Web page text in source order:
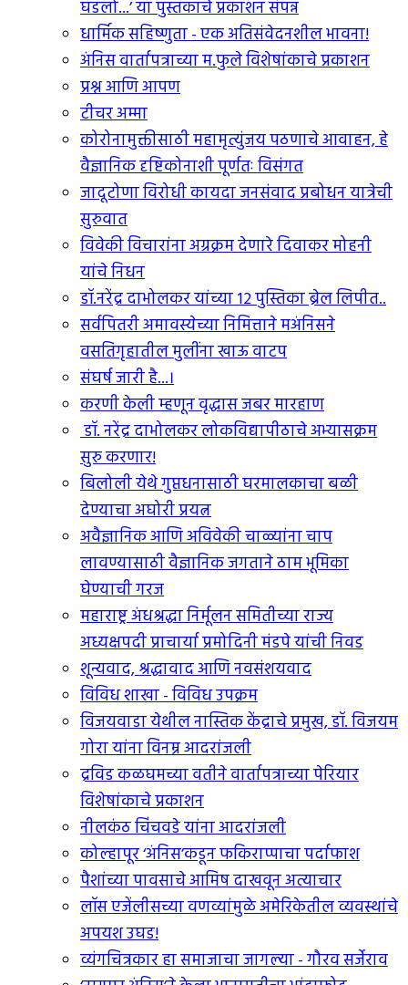
घडलो...’ या पुस्तकाचे प्रकाशन संपन्न
धार्मिक सहिष्णुता - एक अतिसंवेदनशील भावना!
अंनिस वार्तापत्राच्या म.फुले विशेषांकाचे प्रकाशन
प्रश्न आणि आपण
टीचर अम्मा
कोरोनामुक्तीसाठी महामृत्युंजय पठणाचे आवाहन, हे
वैज्ञानिक दृष्टिकोनाशी पूर्णतः विसंगत
जादूटोणा विरोधी कायदा जनसंवाद प्रबोधन यात्रेची
सुरुवात
विवेकी विचारांना अग्रक्रम देणारे दिवाकर मोहनी
यांचे निधन
डॉ.नरेंद्र दाभोलकर यांच्या १२ पुस्तिका ब्रेल लिपीत..
सर्वपितरी अमावस्येच्या निमित्ताने मअंनिसने
वसतिगृहातील मुलींना खाऊ वाटप
संघर्ष जारी है...।
करणी केली म्हणून वृद्धास जबर मारहाण
डॉ. नरेंद्र दाभोलकर लोकविद्यापीठाचे अभ्यासक्रम
सुरु करणार!
बिलोली येथे गुप्तधनासाठी घरमालकाचा बळी
देण्याचा अघोरी प्रयत्न
अवैज्ञानिक आणि अविवेकी चाळ्यांना चाप
लावण्यासाठी वैज्ञानिक जगताने ठाम भूमिका
घेण्याची गरज
महाराष्ट्र अंधश्रद्धा निर्मूलन समितीच्या राज्य
अध्यक्षपदी प्राचार्या प्रमोदिनी मंडपे यांची निवड
शून्यवाद, श्रद्धावाद आणि नवसंशयवाद
विविध शाखा - विविध उपक्रम
विजयवाडा येथील नास्तिक केंद्राचे प्रमुख, डॉ. विजयम
गोरा यांना विनम्र आदरांजली
द्रविड कळघमच्या वतीने वार्तापत्राच्या पेरियार
विशेषांकाचे प्रकाशन
नीलकंठ चिंचवडे यांना आदरांजली
कोल्हापूर ‘अंनिस’कडून फकिराप्पाचा पर्दाफाश
पैशांच्या पावसाचे आमिष दाखवून अत्याचार
लॉस एजेंलीसच्या वणव्यांमुळे अमेरिकेतील व्यवस्थांचे
अपयश उघड!
व्यंगचित्रकार हा समाजाचा जागल्या - गौरव सर्जेराव